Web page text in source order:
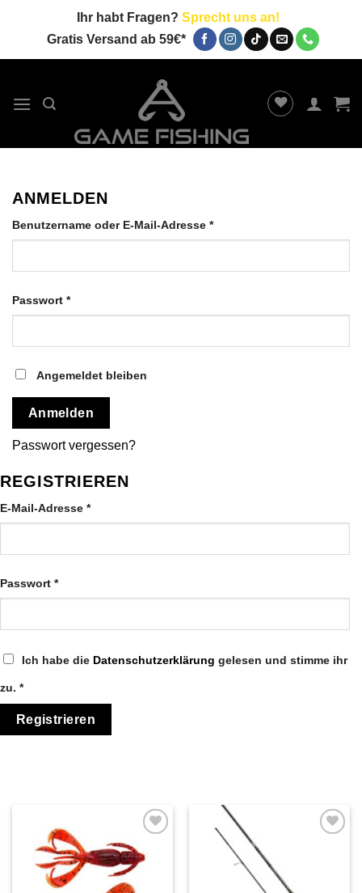
Ihr habt Fragen? Sprecht uns an!
Gratis Versand ab 59€*
ANMELDEN
Benutzername oder E-Mail-Adresse *Erforderlich
Passwort *Erforderlich
Angemeldet bleiben
Anmelden
Passwort vergessen?
REGISTRIEREN
E-Mail-Adresse *Erforderlich
Passwort *Erforderlich
Ich habe die Datenschutzerklärung gelesen und stimme ihr
zu. *
Registrieren
Auf die
Wunschliste